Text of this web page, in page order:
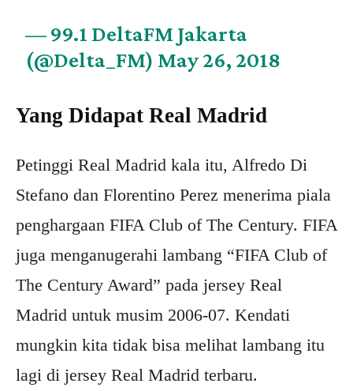
— 99.1 DeltaFM Jakarta
(@Delta_FM) May 26, 2018
Yang Didapat Real Madrid
Petinggi Real Madrid kala itu, Alfredo Di
Stefano dan Florentino Perez menerima piala
penghargaan FIFA Club of The Century. FIFA
juga menganugerahi lambang “FIFA Club of
The Century Award” pada jersey Real
Madrid untuk musim 2006-07. Kendati
mungkin kita tidak bisa melihat lambang itu
lagi di jersey Real Madrid terbaru.